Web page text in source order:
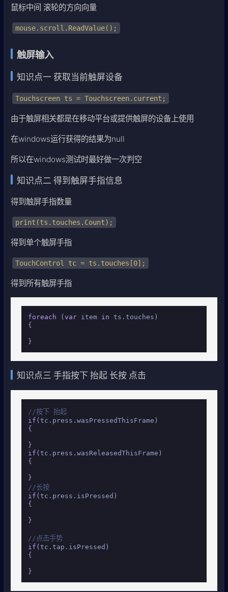
鼠标中间 滚轮的方向向量
mouse.scroll.ReadValue();
触屏输入
知识点一 获取当前触屏设备
Touchscreen ts = Touchscreen.current;
由于触屏相关都是在移动平台或提供触屏的设备上使用
在windows运行获得的结果为null
所以在windows测试时最好做一次判空
知识点二 得到触屏手指信息
得到触屏手指数量
print(ts.touches.Count);
得到单个触屏手指
TouchControl tc = ts.touches[0];
得到所有触屏手指
foreach (var item in ts.touches)
{
}
知识点三 手指按下 抬起 长按 点击
//按下 抬起
if(tc.press.wasPressedThisFrame)
{
if(tc.press.wasReleasedThisFrame)
{
//长按
if(tc.press.isPressed)
{
}
//点击手势
if(tc.tap.isPressed)
{
}